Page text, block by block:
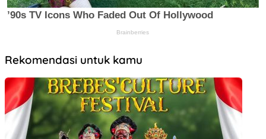
Rekomendasi untuk kamu